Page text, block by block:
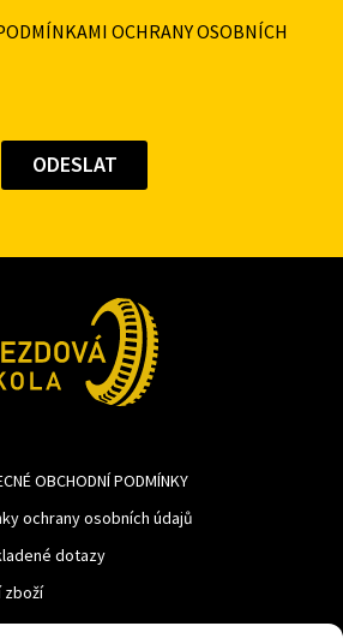
OCHRANY OSOBNÍCH
OBCHODNÍ PODMÍNKY
ochrany osobních údajů
dotazy
zboží